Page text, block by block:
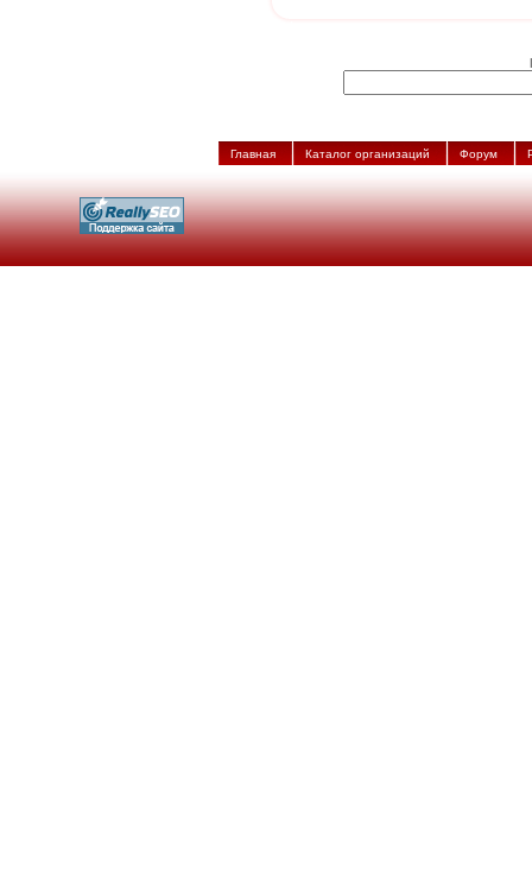
Главная Каталог организаций Форум